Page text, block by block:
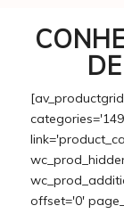
offset='0'